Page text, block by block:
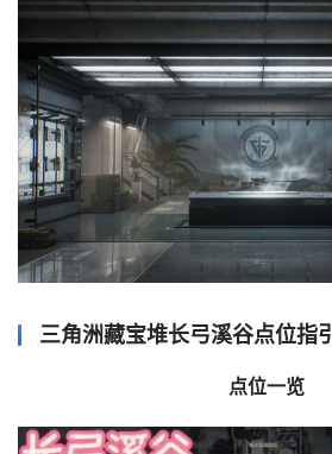
三角洲藏宝堆长弓溪谷点位指引
点位一览